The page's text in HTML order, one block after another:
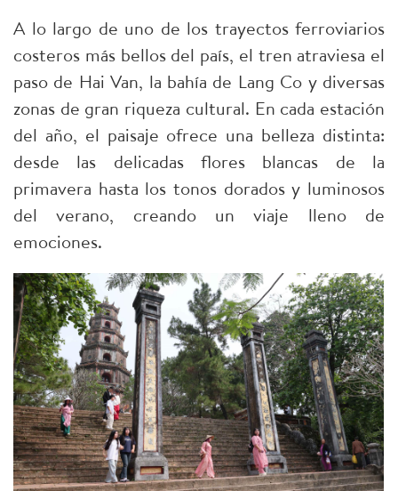
A lo largo de uno de los trayectos ferroviarios
costeros más bellos del país, el tren atraviesa el
paso de Hai Van, la bahía de Lang Co y diversas
zonas de gran riqueza cultural. En cada estación
del año, el paisaje ofrece una belleza distinta:
desde las delicadas flores blancas de la
primavera hasta los tonos dorados y luminosos
del verano, creando un viaje lleno de
emociones.